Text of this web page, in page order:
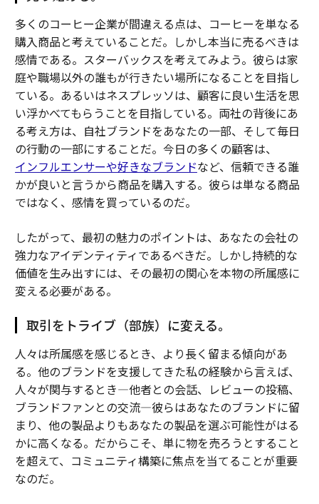
多くのコーヒー企業が間違える点は、コーヒーを単なる
購入商品と考えていることだ。しかし本当に売るべきは
感情である。スターバックスを考えてみよう。彼らは家
庭や職場以外の誰もが行きたい場所になることを目指し
ている。あるいはネスプレッソは、顧客に良い生活を思
い浮かべてもらうことを目指している。両社の背後にあ
る考え方は、自社ブランドをあなたの一部、そして毎日
の行動の一部にすることだ。今日の多くの顧客は、
インフルエンサーや好きなブランドなど、信頼できる誰
かが良いと言うから商品を購入する。彼らは単なる商品
ではなく、感情を買っているのだ。
したがって、最初の魅力のポイントは、あなたの会社の
強力なアイデンティティであるべきだ。しかし持続的な
価値を生み出すには、その最初の関心を本物の所属感に
変える必要がある。
取引をトライブ（部族）に変える。
人々は所属感を感じるとき、より長く留まる傾向があ
る。他のブランドを支援してきた私の経験から言えば、
人々が関与するとき—他者との会話、レビューの投稿、
ブランドファンとの交流—彼らはあなたのブランドに留
まり、他の製品よりもあなたの製品を選ぶ可能性がはる
かに高くなる。だからこそ、単に物を売ろうとすること
を超えて、コミュニティ構築に焦点を当てることが重要
なのだ。